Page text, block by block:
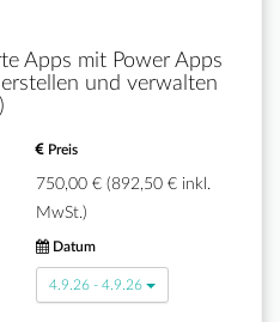
Apps mit Power Apps
und verwalten
Preis
750,00 € (892,50 € inkl.
MwSt.)
Datum
4.9.26 - 4.9.26